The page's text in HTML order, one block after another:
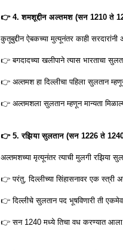
👉 4. शमशूद्दीन अल्तमश (सन 1210 ते
कुतूबुद्दीन ऐबकच्या मुत्यूनंतर काही
👉 बगदादच्या खलीपाने त्यास भारताचा
👉 अल्तमश हा दिल्लीचा पहिला सुलतान
👉 अल्तमशला सुलतान म्हणून मान्यता
👉 5. रझिया सुलतान (सन 1226 ते
अल्तमशच्या मृत्यूनंतर त्याची मुलगी रझिया
👉 परंतु, दिल्लीच्या सिंहासनावर एक स्त्री
👉 दिल्लीचे सुलतान पद भूषविणारी ती एकमेव
👉 सन 1240 मध्ये तिचा वध करण्यात आला.